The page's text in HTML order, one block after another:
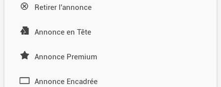
Retirer l'annonce
Annonce en Tête
Annonce Premium
Annonce Encadrée